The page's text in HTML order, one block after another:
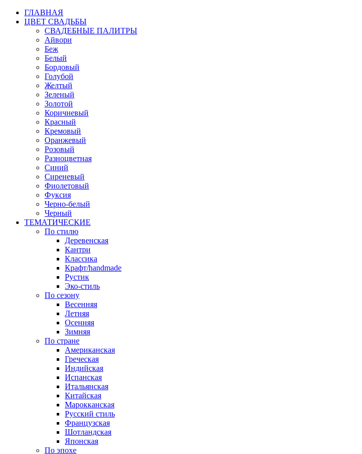
ГЛАВНАЯ
ЦВЕТ СВАДЬБЫ
СВАДЕБНЫЕ ПАЛИТРЫ
Айвори
Беж
Белый
Бордовый
Голубой
Желтый
Зеленый
Золотой
Коричневый
Красный
Кремовый
Оранжевый
Розовый
Разноцветная
Синий
Сиреневый
Фиолетовый
Фуксия
Черно-белый
Черный
ТЕМАТИЧЕСКИЕ
По стилю
Деревенская
Кантри
Классика
Крафт/handmade
Рустик
Эко-стиль
По сезону
Весенняя
Летняя
Осенняя
Зимняя
По стране
Американская
Греческая
Индийская
Испанская
Итальянская
Китайская
Марокканская
Русский стиль
Французская
Шотландская
Японская
По эпохе